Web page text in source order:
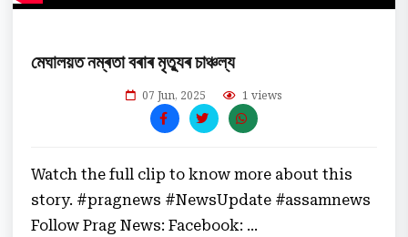
মেঘালয়ত নম্ৰতা বৰাৰ মৃত্যুৰ চাঞ্চল্য
07 Jun, 2025 1 views
Watch the full clip to know more about this
story. #pragnews #NewsUpdate #assamnews
Follow Prag News: Facebook: ...